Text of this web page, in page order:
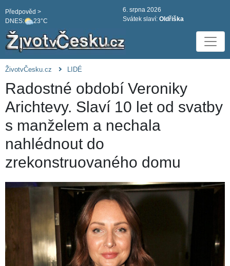
DNES: 23°C
Předpověd >
6. srpna 2026
Svátek slaví: Oldřiška
ŽivotvČesku.cz LIDÉ
Radostné období Veroniky
Arichtevy. Slaví 10 let od svatby
s manželem a nechala
nahlédnout do
zrekonstruovaného domu